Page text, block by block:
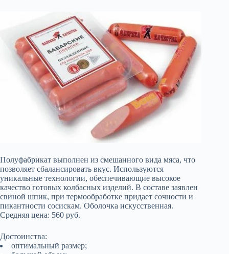
Полуфабрикат выполнен из смешанного вида мяса, что
позволяет сбалансировать вкус. Используются
уникальные технологии, обеспечивающие высокое
качество готовых колбасных изделий. В составе заявлен
свиной шпик, при термообработке придает сочности и
пикантности сосискам. Оболочка искусственная.
Средняя цена: 560 руб.
Достоинства:
оптимальный размер;